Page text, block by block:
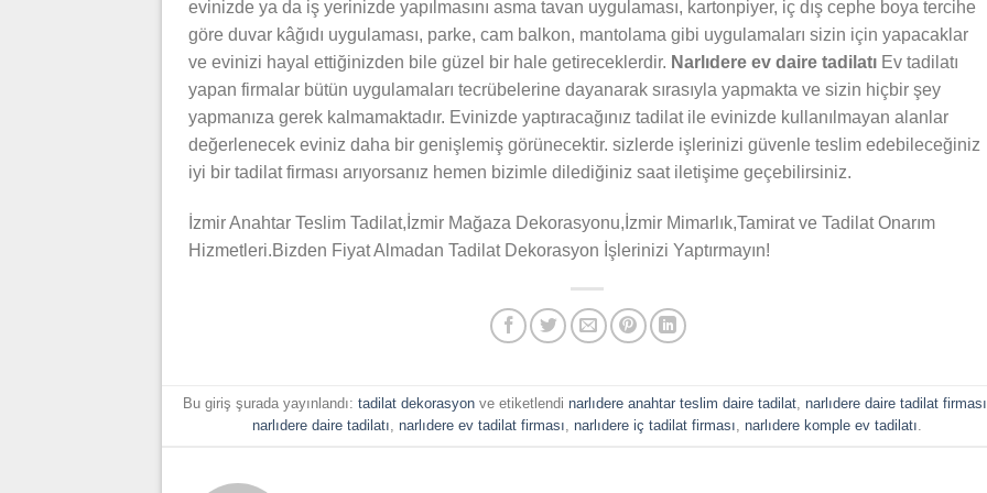
evinizde ya da iş yerinizde yapılmasını asma tavan uygulaması, kartonpiyer, iç dış cephe boya tercihe
göre duvar kâğıdı uygulaması, parke, cam balkon, mantolama gibi uygulamaları sizin için yapacaklar
ve evinizi hayal ettiğinizden bile güzel bir hale getireceklerdir. Narlıdere ev daire tadilatı Ev tadilatı
yapan firmalar bütün uygulamaları tecrübelerine dayanarak sırasıyla yapmakta ve sizin hiçbir şey
yapmanıza gerek kalmamaktadır. Evinizde yaptıracağınız tadilat ile evinizde kullanılmayan alanlar
değerlenecek eviniz daha bir genişlemiş görünecektir. sizlerde işlerinizi güvenle teslim edebileceğiniz
iyi bir tadilat firması arıyorsanız hemen bizimle dilediğiniz saat iletişime geçebilirsiniz.
İzmir Anahtar Teslim Tadilat,İzmir Mağaza Dekorasyonu,İzmir Mimarlık,Tamirat ve Tadilat Onarım
Hizmetleri.Bizden Fiyat Almadan Tadilat Dekorasyon İşlerinizi Yaptırmayın!
Bu giriş şurada yayınlandı:tadilat dekorasyon ve etiketlendinarlıdere anahtar teslim daire tadilat,narlıdere daire tadilat firması
narlıdere daire tadilatı,narlıdere ev tadilat firması,narlıdere iç tadilat firması,narlıdere komple ev tadilatı.